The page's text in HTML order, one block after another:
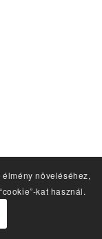
növeléséhez,
kat használ.